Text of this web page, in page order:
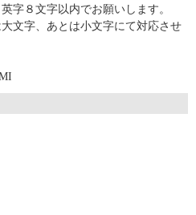
字８文字以内でお願いします。
文字、あとは小文字にて対応させ